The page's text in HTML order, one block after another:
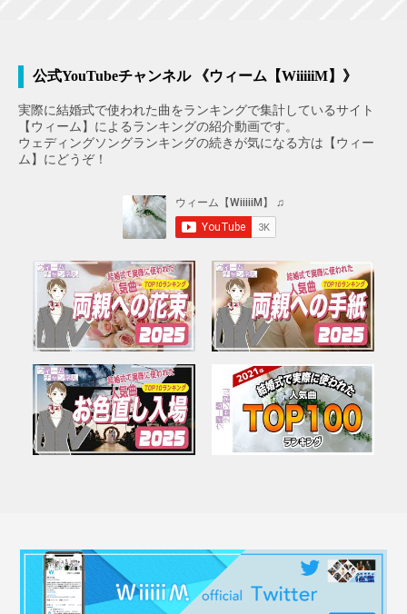
公式YouTubeチャンネル 《ウィーム【WiiiiiM】》
実際に結婚式で使われた曲をランキングで集計しているサイト
【ウィーム】によるランキングの紹介動画です。
ウェディングソングランキングの続きが気になる方は【ウィー
ム】にどうぞ！